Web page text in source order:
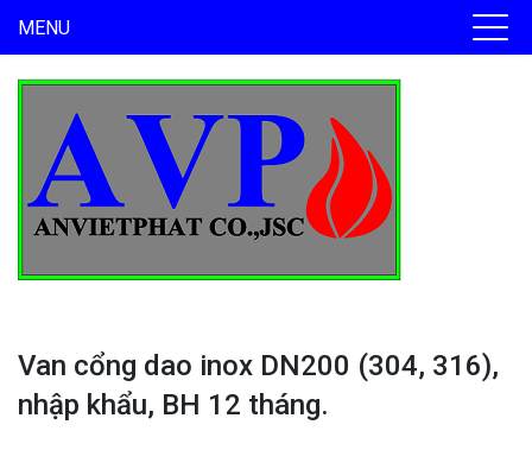
MENU
Van cổng dao inox DN200 (304, 316),
nhập khẩu, BH 12 tháng.